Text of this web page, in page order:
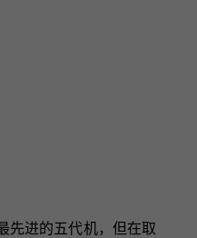
先进的五代机，但在取